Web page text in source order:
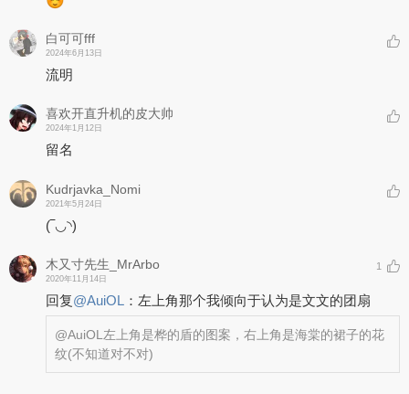
白可可fff
2024年6月13日
流明
喜欢开直升机的皮大帅
2024年1月12日
留名
Kudrjavka_Nomi
2021年5月24日
(‾◡◝)
木又寸先生_MrArbo
2020年11月14日
1
回复@AuiOL ： 左上角那个我倾向于认为是文文的团扇
@AuiOL 左上角是桦的盾的图案，右上角是海棠的裙子的花
纹(不知道对不对)